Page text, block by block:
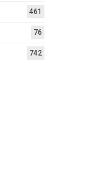
461
76
742